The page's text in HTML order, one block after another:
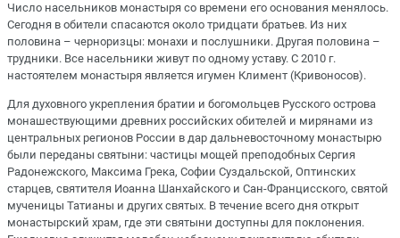
Число насельников монастыря со времени его основания менялось.
Сегодня в обители спасаются около тридцати братьев. Из них
половина – черноризцы: монахи и послушники. Другая половина –
трудники. Все насельники живут по одному уставу. С 2010 г.
настоятелем монастыря является игумен Климент (Кривоносов).
Для духовного укрепления братии и богомольцев Русского острова
монашествующими древних российских обителей и мирянами из
центральных регионов России в дар дальневосточному монастырю
были переданы святыни: частицы мощей преподобных Сергия
Радонежского, Максима Грека, Софии Суздальской, Оптинских
старцев, святителя Иоанна Шанхайского и Сан-Францисского, святой
мученицы Татианы и других святых. В течение всего дня открыт
монастырский храм, где эти святыни доступны для поклонения.